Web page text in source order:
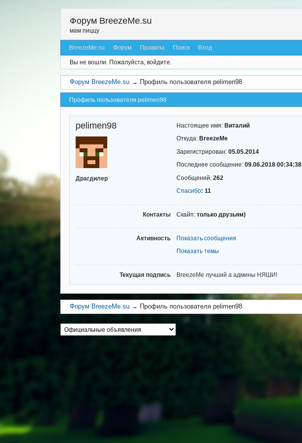
Форум BreezeMe.su
мам пиццу
BreezeMe.su Форум Правила Поиск Вход
Вы не вошли. Пожалуйста, войдите.
Форум BreezeMe.su → Профиль пользователя pelimen98
Профиль пользователя pelimen98
pelimen98
Драгдилер
Настоящее имя: Виталий
Откуда: BreezeMe
Зарегистрирован: 05.05.2014
Последнее сообщение: 09.06.2018 00:34:38
Сообщений: 262
Спасибо: 11
Контакты Скайп: только друзьям)
Активность
Показать сообщения
Показать темы
Текущая подпись BreezeMe лучший а админы НЯШИ!
Форум BreezeMe.su → Профиль пользователя pelimen98